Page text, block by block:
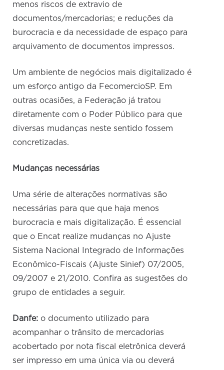
menos riscos de extravio de
documentos/mercadorias; e reduções da
burocracia e da necessidade de espaço para
arquivamento de documentos impressos.
Um ambiente de negócios mais digitalizado é
um esforço antigo da FecomercioSP. Em
outras ocasiões, a Federação já tratou
diretamente com o Poder Público para que
diversas mudanças neste sentido fossem
concretizadas.
Mudanças necessárias
Uma série de alterações normativas são
necessárias para que que haja menos
burocracia e mais digitalização. É essencial
que o Encat realize mudanças no Ajuste
Sistema Nacional Integrado de Informações
Econômico-Fiscais (Ajuste Sinief) 07/2005,
09/2007 e 21/2010. Confira as sugestões do
grupo de entidades a seguir.
Danfe: o documento utilizado para
acompanhar o trânsito de mercadorias
acobertado por nota fiscal eletrônica deverá
ser impresso em uma única via ou deverá